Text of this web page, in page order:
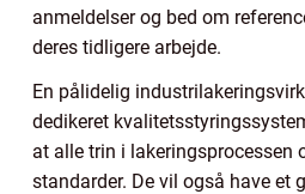
anmeldelser og bed om
deres tidligere arbejde.
En pålidelig
dedikeret
at alle trin i lakeringsprocessen
standarder. De vil også have et